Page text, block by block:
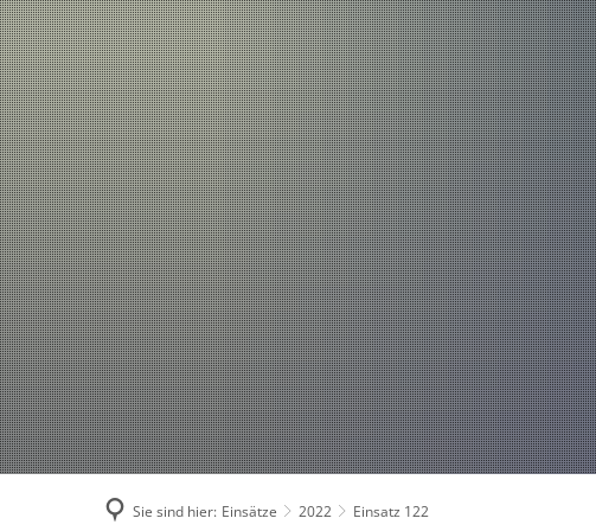
Einsätze
2026
2025
2024
2023
2022
2021
Aktuelles Über
Sie sind hier: Einsätze 2022 Einsatz 122